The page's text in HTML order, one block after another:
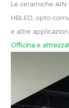
Le ceramiche
HBLED, opto-
e altre
Officina e